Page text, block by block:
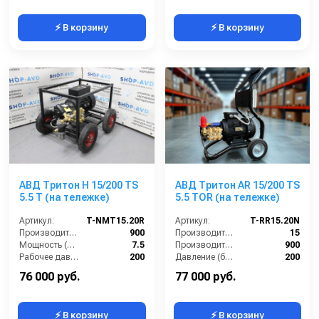
⚡ В корзину ⚡ В корзину
АВД Тритон H 15/200 TS
5.5 T (на тележке)
Артикул:
T-NMT15.20R
Производительность (л/ч):
900
Мощность (л.с.):
7.5
Рабочее давление (бар):
200
Мощность (кВт):
76 000 руб.
⚡ В корзину
АВД Тритон AR 15/200 TS
5.5 TOR (на тележке)
Артикул:
T-RR15.20N
Производительность (л/мин):
15
Производительность (л/ч):
900
Давление (бар):
200
Напряжение (В):
77 000 руб.
⚡ В корзину